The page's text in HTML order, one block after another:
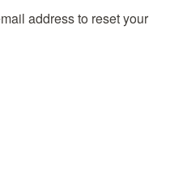
address to reset your